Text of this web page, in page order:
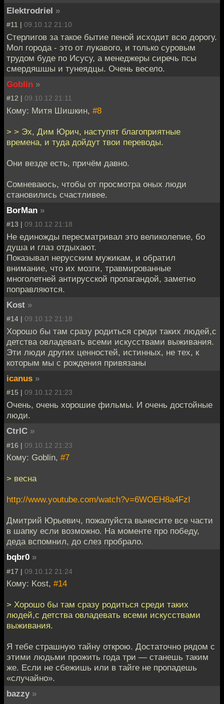
Elektrodriel »
#11 | 09.10.12 21:10
Стерлигов за такое бытие пеной исходит всю дорогу.
Мол города - это от лукавого, и только суровым
трудом буде по Исусу, а менеджеры сиречь псы
смердяшшы и тунеядцы. Очень весело.
Goblin »
#12 | 09.10.12 21:11
Кому: Митя Шишкин, #8
> > Эх, Дим Юрич, наступят благоприятные
времена, и туда дойдут твои переводы.
Они везде есть, причём давно.
Сомневаюсь, чтобы от просмотра оных люди
становились счастливее.
BorMan »
#13 | 09.10.12 21:18
Не единожды пересматривал это великолепие, бо
душа и глаз отдыхают.
Показывал нерусским мужикам, и обратил
внимание, что их мозги, травмированные
многолетней антирусской пропагандой, заметно
поправляются.
Kost »
#14 | 09.10.12 21:18
Хорошо бы там сразу родиться среди таких людей,с
детства овладевать всеми искусствами выживания.
Эти люди других ценностей, истинных, не тех, к
которым мы с рождения привязаны
icanus »
#15 | 09.10.12 21:23
Очень, очень хорошие фильмы. И очень достойные
люди.
CtrlC »
#16 | 09.10.12 21:23
Кому: Goblin, #7
> весна
http://www.youtube.com/watch?v=6WOEH8a4FzI
Дмитрий Юрьевич, пожалуйста вынесите все части
в шапку если возможно. На моменте про победу,
деда вспомнил, до слез пробрало.
bqbr0 »
#17 | 09.10.12 21:24
Кому: Kost, #14
> Хорошо бы там сразу родиться среди таких
людей,с детства овладевать всеми искусствами
выживания.
Я тебе страшную тайну открою. Достаточно рядом с
этими людьми прожить года три — станешь таким
же. Если не сбежишь или в тайге не пропадешь
«случайно».
bazzy »